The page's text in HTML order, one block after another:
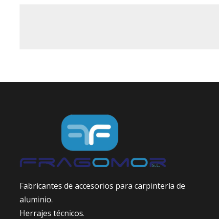
Fabricantes de accesorios para carpintería de
aluminio.
Herrajes técnicos.